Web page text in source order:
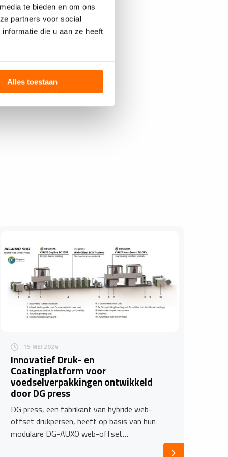
te bieden en om ons
partners voor social
die u aan ze heeft
Alles toestaan
15 MEI 2024
Innovatief Druk- en
Coatingplatform voor
voedselverpakkingen ontwikkeld
door DG press
DG press, een fabrikant van hybride web-
offset drukpersen, heeft op basis van hun
modulaire DG-AUXO web-offset…